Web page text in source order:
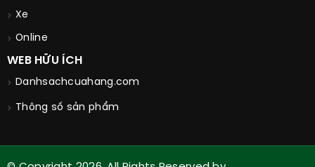
Xe
Online
WEB HỮU ÍCH
Danhsachcuahang.com
Thông số sản phẩm